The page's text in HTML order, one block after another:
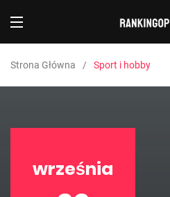
Strona Główna Sport i hobby
września